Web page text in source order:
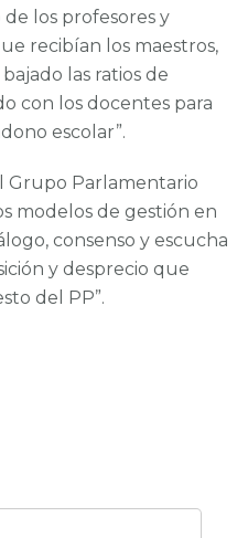
los profesores y
recibían los maestros,
las ratios de
con los docentes para
escolar”.
Grupo Parlamentario
modelos de gestión en
consenso y escucha
y desprecio que
del PP”.